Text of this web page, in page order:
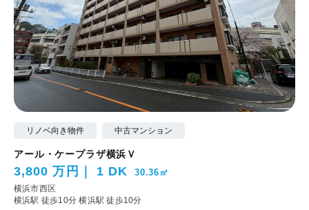
リノベ向き物件 中古マンション
アール・ケープラザ横浜Ｖ
3,800 万円 1 DK 30.36㎡
横浜市西区
横浜駅 徒歩10分横浜駅 徒歩10分